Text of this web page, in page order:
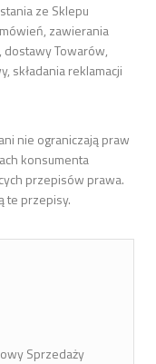
ze Sklepu
zawierania
dostawy Towarów,
składania reklamacji
nie ograniczają praw
konsumenta
przepisów prawa.
te przepisy.
Sprzedaży